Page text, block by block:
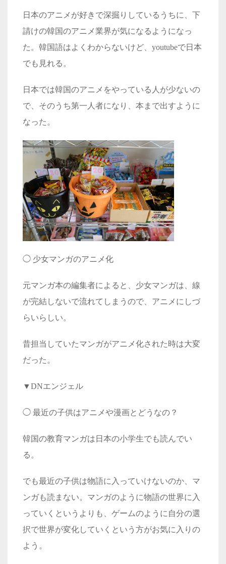
日本のアニメが好きで深掘りしているうちに、下
請けの韓国のアニメ業界が気になるようになっ
た。韓国語はよくわからないけど、 youtubeで日本
でも見れる。
日本では韓国のアニメをやっている人が少ないの
で、そのうち第一人者になり、本まで出すように
なった。
◯ 少女マンガのアニメ化
元マンガ本の編集者によると、少女マンガは、線
が完結しないで流れてしまうので、アニメにしづ
らいらしい。
昔担当していたマンガがアニメ化された時は大変
だった。
▼DNエンジェル
◯ 最近の子供はアニメや漫画とどうなの？
韓国の教育マンガは日本の小学生でも読んでい
る。
でも最近の子供は物語に入っていけないのか、マ
ンガも読まない。マンガのように物語の世界に入
っていくというよりも、ゲームのように自分の選
択で世界が変化していくという方がお気に入りの
よう。